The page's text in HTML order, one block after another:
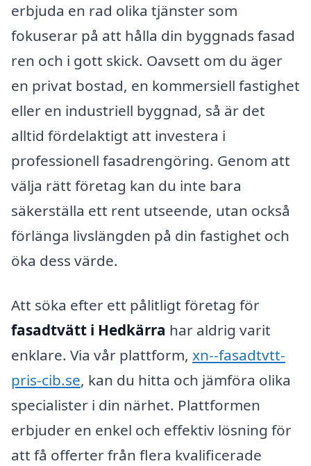
erbjuda en rad olika tjänster som
fokuserar på att hålla din byggnads fasad
ren och i gott skick. Oavsett om du äger
en privat bostad, en kommersiell fastighet
eller en industriell byggnad, så är det
alltid fördelaktigt att investera i
professionell fasadrengöring. Genom att
välja rätt företag kan du inte bara
säkerställa ett rent utseende, utan också
förlänga livslängden på din fastighet och
öka dess värde.
Att söka efter ett pålitligt företag för
fasadtvätt i Hedkärra har aldrig varit
enklare. Via vår plattform, xn--fasadtvtt-
pris-cib.se, kan du hitta och jämföra olika
specialister i din närhet. Plattformen
erbjuder en enkel och effektiv lösning för
att få offerter från flera kvalificerade